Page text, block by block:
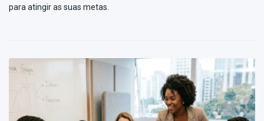
para atingir as suas metas.